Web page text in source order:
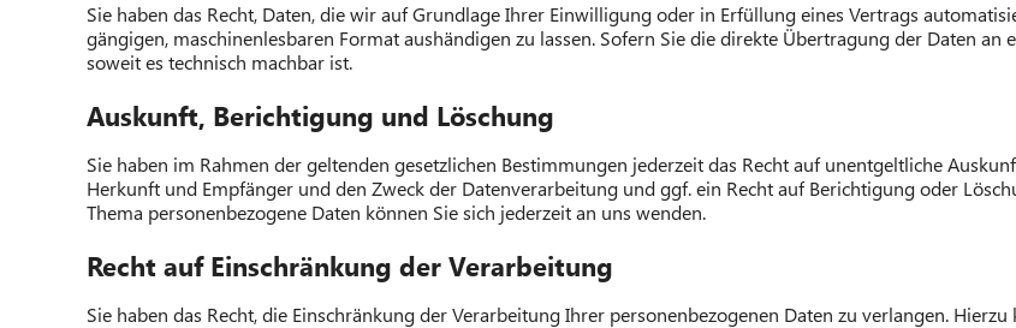
Sie haben das Recht, Daten, die wir auf Grundlage Ihrer Einwilligung oder in Erfüllung eines Vertrags
gängigen, maschinenlesbaren Format aushändigen zu lassen. Sofern Sie die direkte Übertragung der Daten
soweit es technisch machbar ist.
Auskunft, Berichtigung und Löschung
Sie haben im Rahmen der geltenden gesetzlichen Bestimmungen jederzeit das Recht auf unentgeltliche
Herkunft und Empfänger und den Zweck der Datenverarbeitung und ggf. ein Recht auf Berichtigung oder
Thema personenbezogene Daten können Sie sich jederzeit an uns wenden.
Recht auf Einschränkung der Verarbeitung
Sie haben das Recht, die Einschränkung der Verarbeitung Ihrer personenbezogenen Daten zu verlangen.